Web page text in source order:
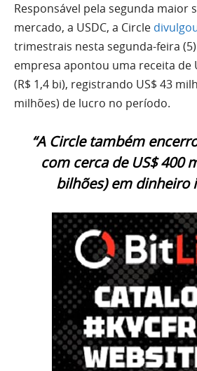
Responsável pela segunda maior
mercado, a USDC, a Circle
trimestrais nesta segunda-feira
empresa apontou uma receita de
(R$ 1,4 bi), registrando US$ 43
milhões) de lucro no período.
“A Circle também
com cerca de US$ 400
bilhões) em dinheiro